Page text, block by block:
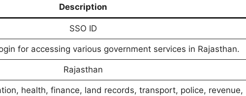
Description
SSO ID
for accessing various government services in Rajasthan.
Rajasthan
health, finance, land records, transport, police, revenue,